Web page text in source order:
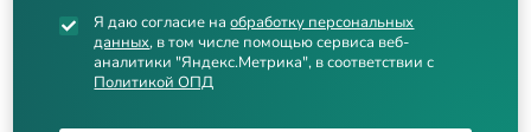
Я даю согласие наобработку персональных
данных, в том числе помощью сервиса веб-
аналитики "Яндекс.Метрика", в соответствии с
Политикой ОПД